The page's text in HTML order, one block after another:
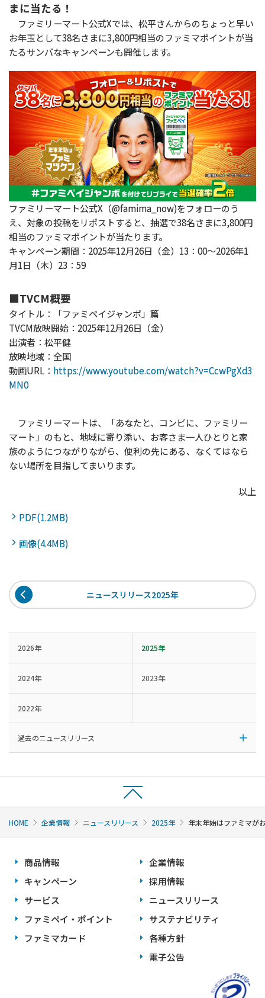
まに当たる！
ファミリーマート公式Xでは、松平さんからのちょっと早い
お年玉として38名さまに3,800円相当のファミマポイントが当
たるサンバなキャンペーンも開催します。
ファミリーマート公式X（@famima_now)をフォローのう
え、対象の投稿をリポストすると、抽選で38名さまに3,800円
相当のファミマポイントが当たります。
キャンペーン期間：2025年12月26日（金）13：00～2026年1
月1日（木）23：59
■TVCM概要
タイトル：「ファミペイジャンボ」篇
TVCM放映開始：2025年12月26日（金）
出演者：松平健
放映地域：全国
動画URL： https://www.youtube.com/watch?v=CcwPgXd3
MN0
ファミリーマートは、「あなたと、コンビに、ファミリー
マート」のもと、地域に寄り添い、お客さま一人ひとりと家
族のようにつながりながら、便利の先にある、なくてはなら
ない場所を目指してまいります。
以上
PDF(1.2MB)
画像(4.4MB)
ニュースリリース2025年
2026年 2025年
2024年 2023年
2022年
過去のニュースリリース
HOME 企業情報 ニュースリリース 2025年 年末年始はファミマが
商品情報
キャンペーン
サービス
ファミペイ・ポイント
ファミマカード
企業情報
採用情報
ニュースリリース
サステナビリティ
各種方針
電子公告